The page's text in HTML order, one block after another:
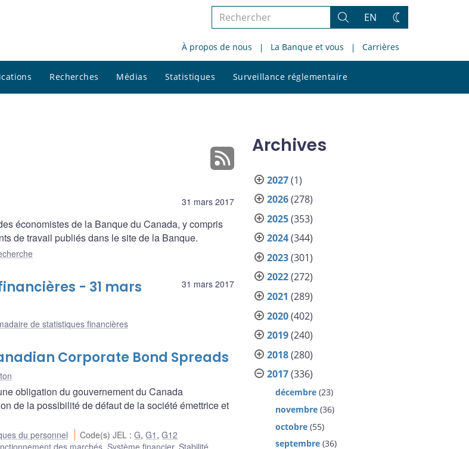
Rechercher
le
site
Rechercher
EN
Changez
thème
À propos de nous La Banque et vous Carrières
Recherches Médias Statistiques Surveillance réglementaire
le
31 mars 2017
économistes de la Banque du Canada, y compris
de travail publiés dans le site de la Banque.
31 mars 2017
- 31 mars
de statistiques financières
Corporate Bond Spreads
obligation du gouvernement du Canada
de la possibilité de défaut de la société émettrice et
du personnel Code(s) JEL :G,G1 ,G12
Archives
2027(1)
2026(278)
2025(353)
2024(344)
2023(301)
2022(272)
2021 (289)
2020(402)
2019(240)
2018(280)
2017(336)
décembre (23)
novembre (36)
octobre (55)
septembre (36)